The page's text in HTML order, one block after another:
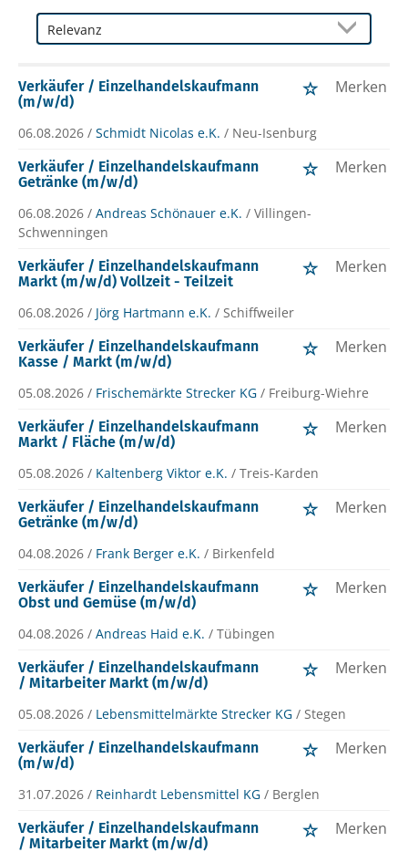
Verkäufer / Einzelhandelskaufmann
(m/w/d)
Merken
06.08.2026 / Schmidt Nicolas e.K. / Neu-Isenburg
Verkäufer / Einzelhandelskaufmann
Getränke (m/w/d)
Merken
06.08.2026 / Andreas Schönauer e.K. / Villingen-
Schwenningen
Verkäufer / Einzelhandelskaufmann
Markt (m/w/d) Vollzeit - Teilzeit
Merken
06.08.2026 / Jörg Hartmann e.K. / Schiffweiler
Verkäufer / Einzelhandelskaufmann
Kasse / Markt (m/w/d)
Merken
05.08.2026 / Frischemärkte Strecker KG / Freiburg-Wiehre
Verkäufer / Einzelhandelskaufmann
Markt / Fläche (m/w/d)
Merken
05.08.2026 / Kaltenberg Viktor e.K. / Treis-Karden
Verkäufer / Einzelhandelskaufmann
Getränke (m/w/d)
Merken
04.08.2026 / Frank Berger e.K. / Birkenfeld
Verkäufer / Einzelhandelskaufmann
Obst und Gemüse (m/w/d)
Merken
04.08.2026 / Andreas Haid e.K. / Tübingen
Verkäufer / Einzelhandelskaufmann
/ Mitarbeiter Markt (m/w/d)
Merken
05.08.2026 / Lebensmittelmärkte Strecker KG / Stegen
Verkäufer / Einzelhandelskaufmann
(m/w/d)
Merken
31.07.2026 / Reinhardt Lebensmittel KG / Berglen
Verkäufer / Einzelhandelskaufmann
/ Mitarbeiter Markt (m/w/d)
Merken